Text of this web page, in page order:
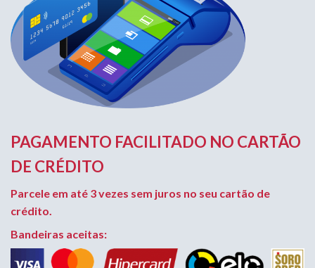
PAGAMENTO FACILITADO NO CARTÃO
DE CRÉDITO
Parcele em até 3 vezes sem juros no seu cartão de
crédito.
Bandeiras aceitas: